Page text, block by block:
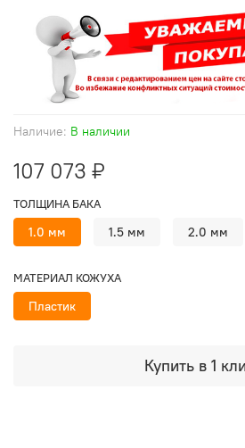
Наличие: В наличии
107 073 ₽
Купить в 1
ТОЛЩИНА БАКА
1.0 мм 1.5 мм 2.0 мм
МАТЕРИАЛ КОЖУХА
Пластик